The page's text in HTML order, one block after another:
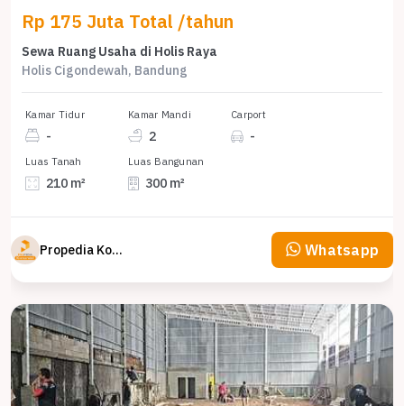
Rp 175 Juta Total /tahun
Sewa Ruang Usaha di Holis Raya
Holis Cigondewah, Bandung
Kamar Tidur
-
Kamar Mandi
2
Carport
-
Luas Tanah
210 m²
Luas Bangunan
300 m²
Propedia Komersial Whatsapp